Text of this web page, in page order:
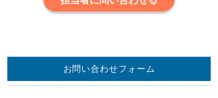
お問い合わせフォーム